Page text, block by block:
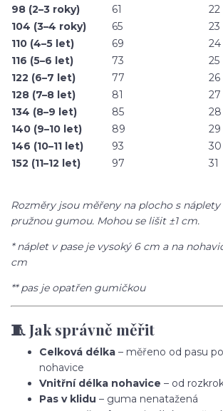
98 (2–3 roky)
61
22
104 (3–4 roky)
65
23
110 (4–5 let)
69
24
116 (5–6 let)
73
25
122 (6–7 let)
77
26
128 (7–8 let)
81
27
134 (8–9 let)
85
28
140 (9–10 let)
89
29
146 (10–11 let)
93
30
152 (11–12 let)
97 31
Rozměry jsou měřeny na plocho s náplety
pružnou gumou. Mohou se lišit ±1 cm.
* náplet v pase je vysoký 6 cm a na
cm
** pas je opatřen gumičkou
🧵 Jak správně měřit
Celková délka – měřeno od pasu
nohavice
Vnitřní délka nohavice – od
Pas v klidu – guma nenatažená